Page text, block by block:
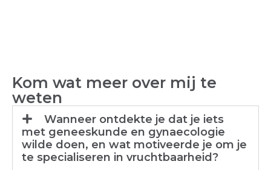
Kom wat meer over mij te
weten
Wanneer ontdekte je dat je iets
met geneeskunde en gynaecologie
wilde doen, en wat motiveerde je om je
te specialiseren in vruchtbaarheid?